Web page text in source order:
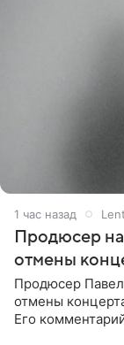
1 час назад
Продюсер
отмены
Продюсер
отмены
Его